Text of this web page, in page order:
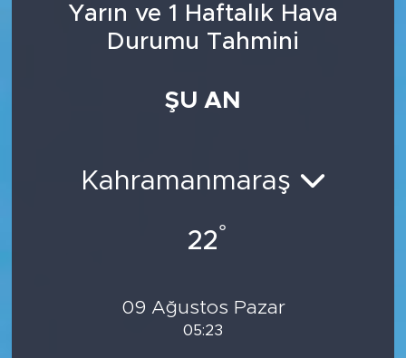
Yarın ve 1 Haftalık Hava
Durumu Tahmini
ŞU AN
Kahramanmaraş
22°
09 Ağustos Pazar
05:23
Tüm Manşetler